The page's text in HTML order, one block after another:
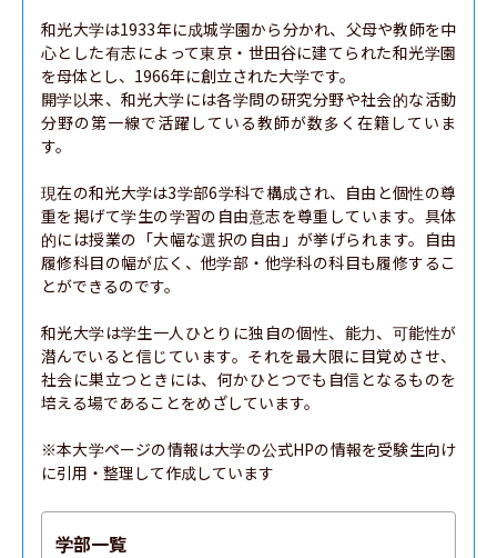
和光大学は1933年に成城学園から分かれ、父母や教師を中
心とした有志によって東京・世田谷に建てられた和光学園
を母体とし、1966年に創立された大学です。
開学以来、和光大学には各学問の研究分野や社会的な活動
分野の第一線で活躍している教師が数多く在籍していま
す。
現在の和光大学は3学部6学科で構成され、自由と個性の尊
重を掲げて学生の学習の自由意志を尊重しています。具体
的には授業の「大幅な選択の自由」が挙げられます。自由
履修科目の幅が広く、他学部・他学科の科目も履修するこ
とができるのです。
和光大学は学生一人ひとりに独自の個性、能力、可能性が
潜んでいると信じています。それを最大限に目覚めさせ、
社会に巣立つときには、何かひとつでも自信となるものを
培える場であることをめざしています。
※本大学ページの情報は大学の公式HPの情報を受験生向け
に引用・整理して作成しています
学部一覧